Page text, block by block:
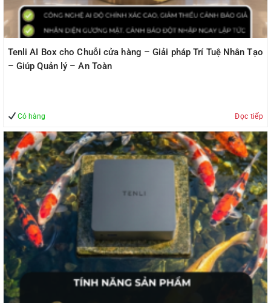
Tenli AI Box cho Chuỗi cửa hàng – Giải pháp Trí Tuệ Nhân Tạo
– Giúp Quản lý – An Toàn
Có hàng Đọc tiếp